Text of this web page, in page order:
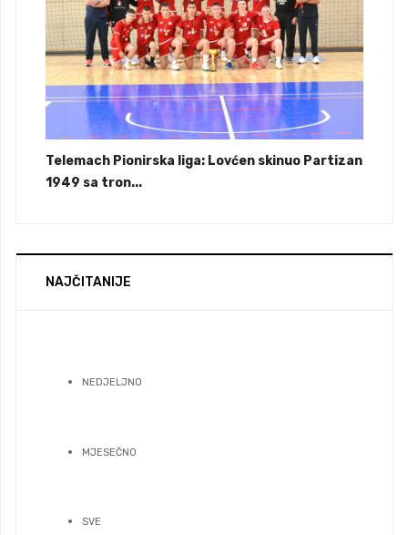
Telemach Pionirska liga: Lovćen skinuo Partizan
1949 sa tron...
NAJČITANIJE
NEDJELJNO
MJESEČNO
SVE